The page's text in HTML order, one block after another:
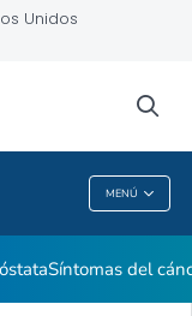
Unidos
MENÚ
Síntomas del